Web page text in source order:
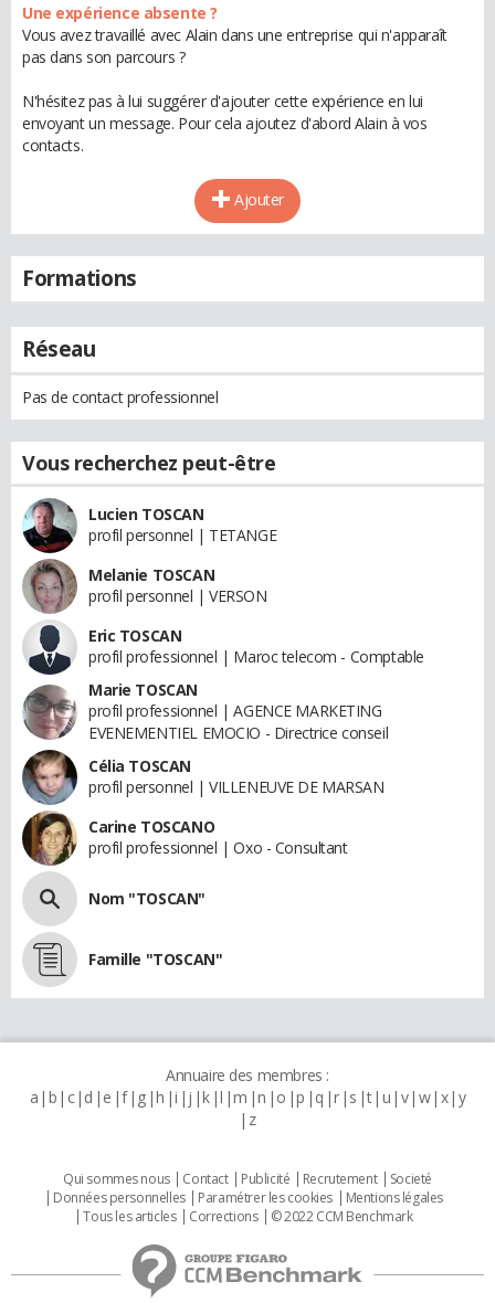
Une expérience absente ?
Vous avez travaillé avec Alain dans une entreprise qui n'apparaît
pas dans son parcours ?
N'hésitez pas à lui suggérer d'ajouter cette expérience en lui
envoyant un message. Pour cela ajoutez d'abord Alain à vos
contacts.
Ajouter
Formations
Réseau
Pas de contact professionnel
Vous recherchez peut-être
Lucien TOSCAN
profil personnel | TETANGE
Melanie TOSCAN
profil personnel | VERSON
Eric TOSCAN
profil professionnel | Maroc telecom - Comptable
Marie TOSCAN
profil professionnel | AGENCE MARKETING
EVENEMENTIEL EMOCIO - Directrice conseil
Célia TOSCAN
profil personnel | VILLENEUVE DE MARSAN
Carine TOSCANO
profil professionnel | Oxo - Consultant
Nom "TOSCAN"
Famille "TOSCAN"
Annuaire des membres :
a b c d e f g h i j k l m n o p q r s t u v w x y
z
Qui sommes nous Contact Publicité Recrutement
Societé
Données personnelles
Paramétrer les cookies
Mentions légales
Tous les articles
Corrections © 2022 CCM Benchmark